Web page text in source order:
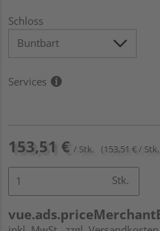
Schloss
Services
153,51 € / Stk. (153,51 € /
Stk.